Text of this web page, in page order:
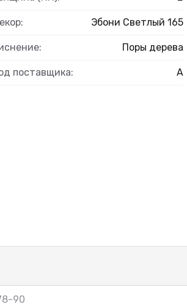
Эбони Светлый 165
Поры дерева
поставщика: А